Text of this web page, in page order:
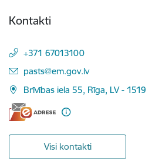
Kontakti
+371 67013100
E-pasts:
pasts@em.gov.lv
Brīvības iela 55, Rīga, LV - 1519
Visi kontakti